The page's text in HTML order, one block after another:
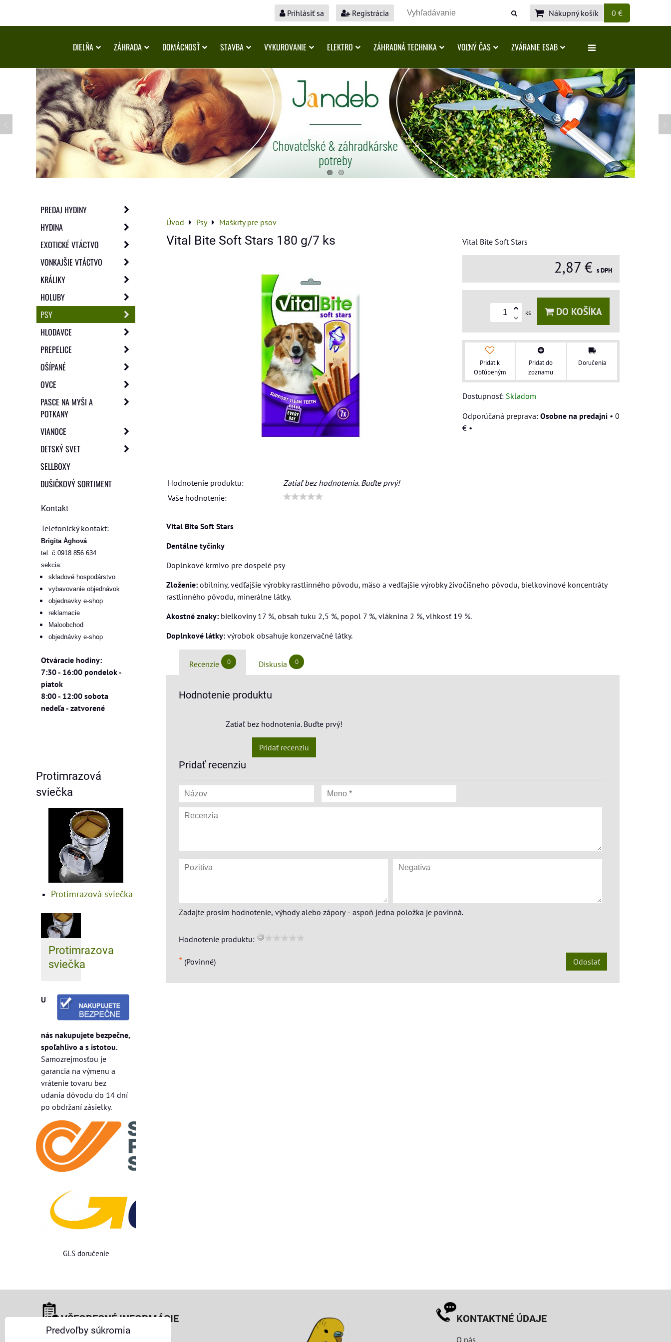
Prihlásiť sa Registrácia Nákupný košík 0 €
DIELŇA ZÁHRADA DOMÁCNOSŤ STAVBA VYKUROVANIE ELEKTRO ZÁHRADNÁ TECHNIKA VOĽNÝ ČAS ZVÁRANIE ESAB
Úvod Psy Maškrty pre psov
Vital Bite Soft Stars 180 g/7 ks
Hodnotenie produktu:
Zatiaľ bez hodnotenia. Buďte prvý!
Vaše hodnotenie:
Vital Bite Soft Stars
2,87 € s DPH
ks DO KOŠÍKA
Pridať k
Obľúbeným
Pridať do
zoznamu
Doručenia
Dostupnosť: Skladom
Osobne na predajni • 0
€ •
Vital Bite Soft Stars
Dentálne tyčinky
Doplnkové krmivo pre dospelé psy
Zloženie: obilniny, vedľajšie výrobky rastlinného pôvodu, mäso a vedľajšie výrobky živočíšneho pôvodu, bielkovinové koncentráty
rastlinného pôvodu, minerálne látky.
Akostné znaky: bielkoviny 17 %, obsah tuku 2,5 %, popol 7 %, vláknina 2 %, vlhkosť 19 %.
Doplnkové látky: výrobok obsahuje konzervačné látky.
Recenzie 0 Diskusia 0
Hodnotenie produktu
Zatiaľ bez hodnotenia. Buďte prvý!
Pridať recenziu
Pridať recenziu
Zadajte prosím hodnotenie, výhody alebo zápory - aspoň jedna položka je povinná.
Hodnotenie produktu:
* (Povinné) Odoslať
PREDAJ HYDINY
HYDINA
EXOTICKÉ VTÁCTVO
VONKAJŠIE VTÁCTVO
KRÁLIKY
HOLUBY
PSY
HLODAVCE
PREPELICE
OŠÍPANÉ
OVCE
PASCE NA MYŠI A
POTKANY
VIANOCE
DETSKÝ SVET
SELLBOXY
DUŠIČKOVÝ SORTIMENT
Kontakt
Telefonický kontakt:
Brigita Ághová
tel. č:0918 856 634
sekcia:
skladové hospodárstvo
vybavovanie objednávok
objednavky e-shop
reklamacie
Maloobchod
objednávky e-shop
Otváracie hodiny:
7:30 - 16:00 pondelok -
piatok
8:00 - 12:00 sobota
nedeľa - zatvorené
Protimrazová
sviečka
Protimrazová sviečka
Protimrazova
sviečka
U
nás nakupujete bezpečne,
spoľahlivo a s istotou.
Samozrejmosťou je
garancia na výmenu a
vrátenie tovaru bez
udania dôvodu do 14 dní
po obdržaní zásielky.
GLS doručenie
VŠEOBECNÉ INFORMÁCIE
Obchodné podmienky pre osoby
KONTAKTNÉ ÚDAJE
O nás
Predvoľby súkromia